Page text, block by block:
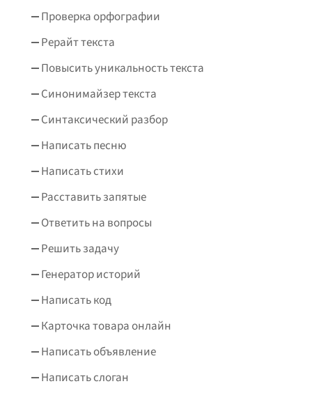
Проверка орфографии
Рерайт текста
Повысить уникальность текста
Синонимайзер текста
Синтаксический разбор
Написать песню
Написать стихи
Расставить запятые
Ответить на вопросы
Решить задачу
Генератор историй
Написать код
Карточка товара онлайн
Написать объявление
Написать слоган